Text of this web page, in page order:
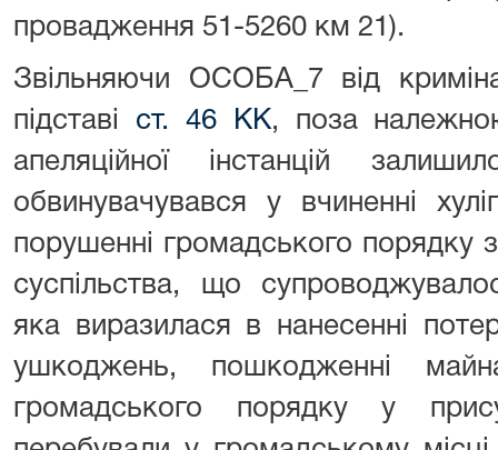
провадження 51-5260 км 21).
Звільняючи ОСОБА_7 від
підставі ст. 46 КК, поза
апеляційної інстанцій
обвинувачувався у вчиненні
порушенні громадського порядку
суспільства, що
яка виразилася в нанесенні
ушкоджень, пошкодженні
громадського порядку у